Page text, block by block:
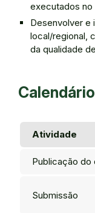
executados no
Desenvolver e
local/regional,
da qualidade
Calendário
Atividade
Publicação do
Submissão